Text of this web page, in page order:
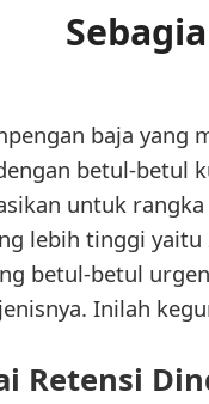
baja
betul-betul
untuk
lebih tinggi
betul-betul
Inilah
Retensi